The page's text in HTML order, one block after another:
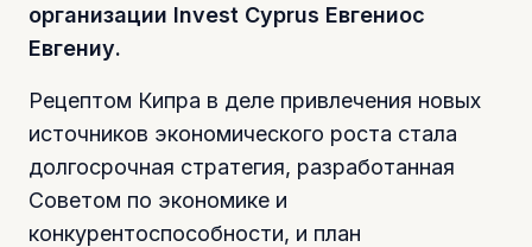
организации Invest Cyprus Евгениос
Евгениу.
Рецептом Кипра в деле привлечения новых
источников экономического роста стала
долгосрочная стратегия, разработанная
Советом по экономике и
конкурентоспособности, и план